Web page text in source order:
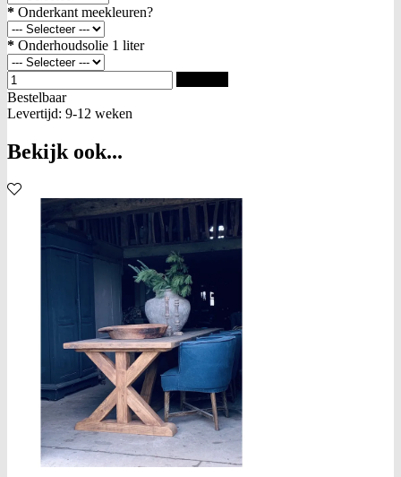
* Onderkant meekleuren?
* Onderhoudsolie 1 liter
Bestelbaar
Levertijd: 9-12 weken
Bekijk ook...